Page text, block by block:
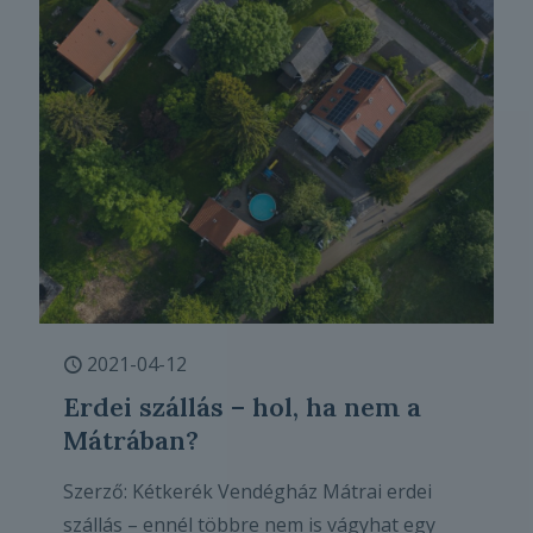
2021-04-12
Erdei szállás – hol, ha nem a
Mátrában?
Szerző: Kétkerék Vendégház Mátrai erdei
szállás – ennél többre nem is vágyhat egy